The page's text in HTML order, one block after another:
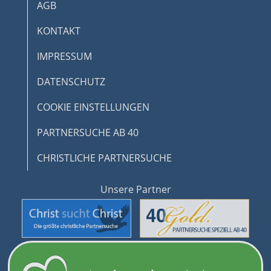
Notwendig
Performance
Funktional
Filme gucken
Serien gucken
AGB
KONTAKT
IMPRESSUM
DATENSCHUTZ
COOKIE EINSTELLUNGEN
PARTNERSUCHE AB 40
CHRISTLICHE PARTNERSUCHE
Unsere Partner
© 2026 www.handicap-love.de